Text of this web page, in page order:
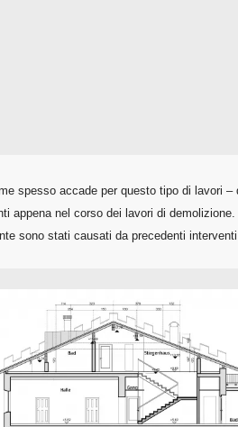
spesso accade per questo tipo di lavori
appena nel corso dei lavori di
sono stati causati da precedenti interventi